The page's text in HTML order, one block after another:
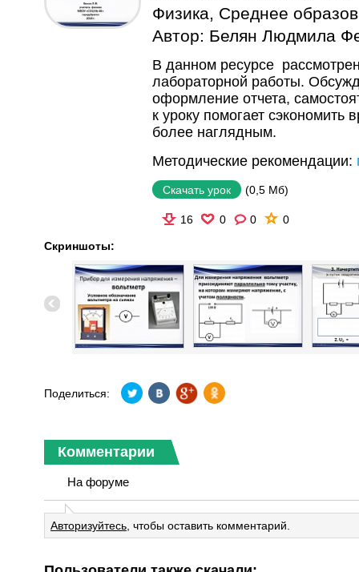
Физика, Среднее
Автор: Белян Людмила
В данном ресурсе
лабораторной работы.
оформление отчета,
к уроку помогает
более наглядным.
Методические рекомендации:
Скачать урок (0,5 Мб)
16 0 0 0
Скриншоты:
Поделиться:
Комментарии
На форуме
Авторизуйтесь , чтобы оставить комментарий.